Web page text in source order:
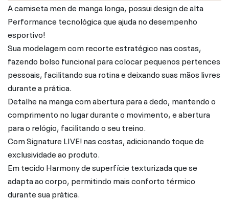
A camiseta men de manga longa, possui design de alta
Performance tecnológica que ajuda no desempenho
esportivo!
Sua modelagem com recorte estratégico nas costas,
fazendo bolso funcional para colocar pequenos pertences
pessoais, facilitando sua rotina e deixando suas mãos livres
durante a prática.
Detalhe na manga com abertura para a dedo, mantendo o
comprimento no lugar durante o movimento, e abertura
para o relógio, facilitando o seu treino.
Com Signature LIVE! nas costas, adicionando toque de
exclusividade ao produto.
Em tecido Harmony de superfície texturizada que se
adapta ao corpo, permitindo mais conforto térmico
durante sua prática.